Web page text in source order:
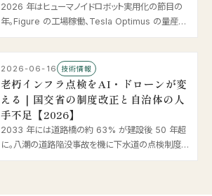
2026 年はヒューマノイドロボット実用化の節目の
年。Figure の工場稼働、Tesla Optimus の量産開
「フィジカル AI」の最新動向を整理します。
2026-06-16 技術情報
老朽インフラ点検をAI・ドローンが変
える｜国交省の制度改正と自治体の人
手不足【2026】
2033 年には道路橋の約 63% が建設後 50 年超
に。八潮の道路陥没事故を機に下水道の点検制度も